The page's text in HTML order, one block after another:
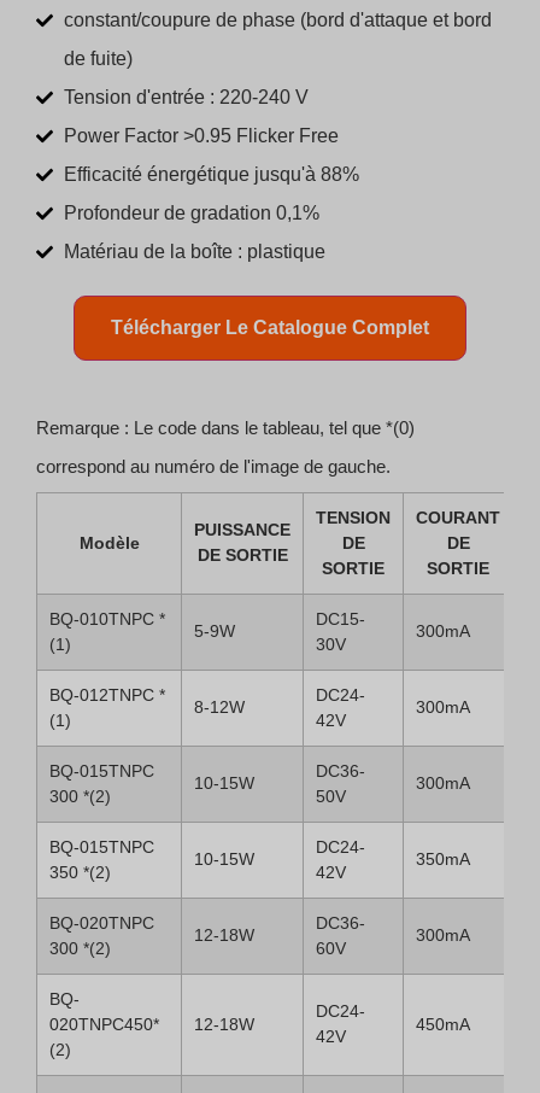
constant/coupure de phase (bord d'attaque et bord
de fuite)
Tension d'entrée : 220-240 V
Power Factor >0.95 Flicker Free
Efficacité énergétique jusqu'à 88%
Profondeur de gradation 0,1%
Matériau de la boîte : plastique
Télécharger Le Catalogue Complet
Remarque : Le code dans le tableau, tel que *(0)
correspond au numéro de l'image de gauche.
Modèle
PUISSANCE
DE SORTIE
TENSION
DE
SORTIE
COURANT
DE
SORTIE
BQ-010TNPC *
(1)
5-9W
DC15-
30V
300mA
BQ-012TNPC *
(1)
8-12W
DC24-
42V
300mA
BQ-015TNPC
300 *(2)
10-15W
DC36-
50V
300mA
BQ-015TNPC
350 *(2)
10-15W
DC24-
42V
350mA
BQ-020TNPC
300 *(2)
12-18W
DC36-
60V
300mA
BQ-
020TNPC450*
(2)
12-18W
DC24-
42V
450mA